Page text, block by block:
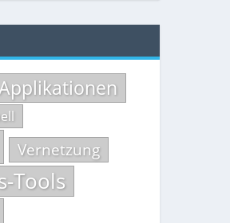
Vernetzung
Tools